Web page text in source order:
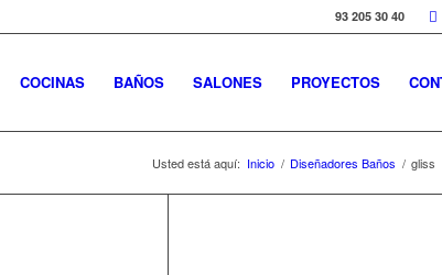
93 205 30 40
COCINAS BAÑOS SALONES PROYECTOS
Usted está aquí: Inicio / Diseñadores Baños / gliss